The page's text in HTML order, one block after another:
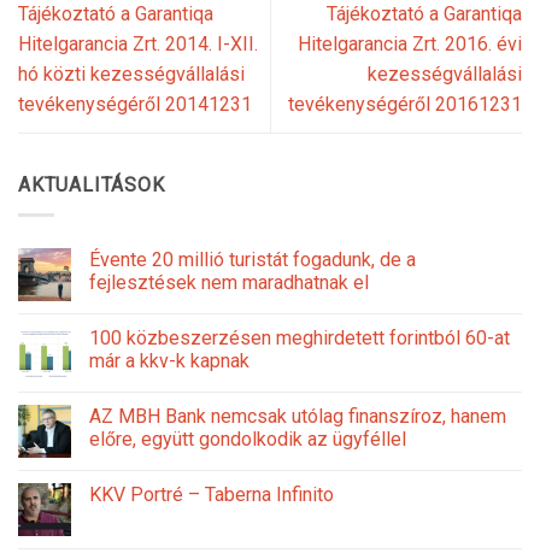
Tájékoztató a Garantiqa
Hitelgarancia Zrt. 2014. I-XII.
hó közti kezességvállalási
tevékenységéről 20141231
Tájékoztató a Garantiqa
Hitelgarancia Zrt. 2016. évi
kezességvállalási
tevékenységéről 20161231
AKTUALITÁSOK
Évente 20 millió turistát fogadunk, de a
fejlesztések nem maradhatnak el
100 közbeszerzésen meghirdetett forintból 60-at
már a kkv-k kapnak
AZ MBH Bank nemcsak utólag finanszíroz, hanem
előre, együtt gondolkodik az ügyféllel
KKV Portré – Taberna Infinito